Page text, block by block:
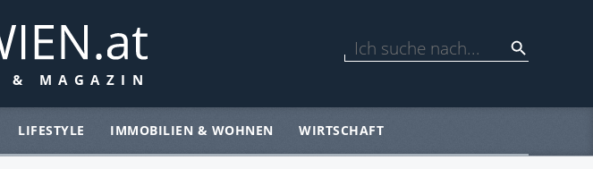
LIFESTYLE IMMOBILIEN & WOHNEN WIRTSCHAFT